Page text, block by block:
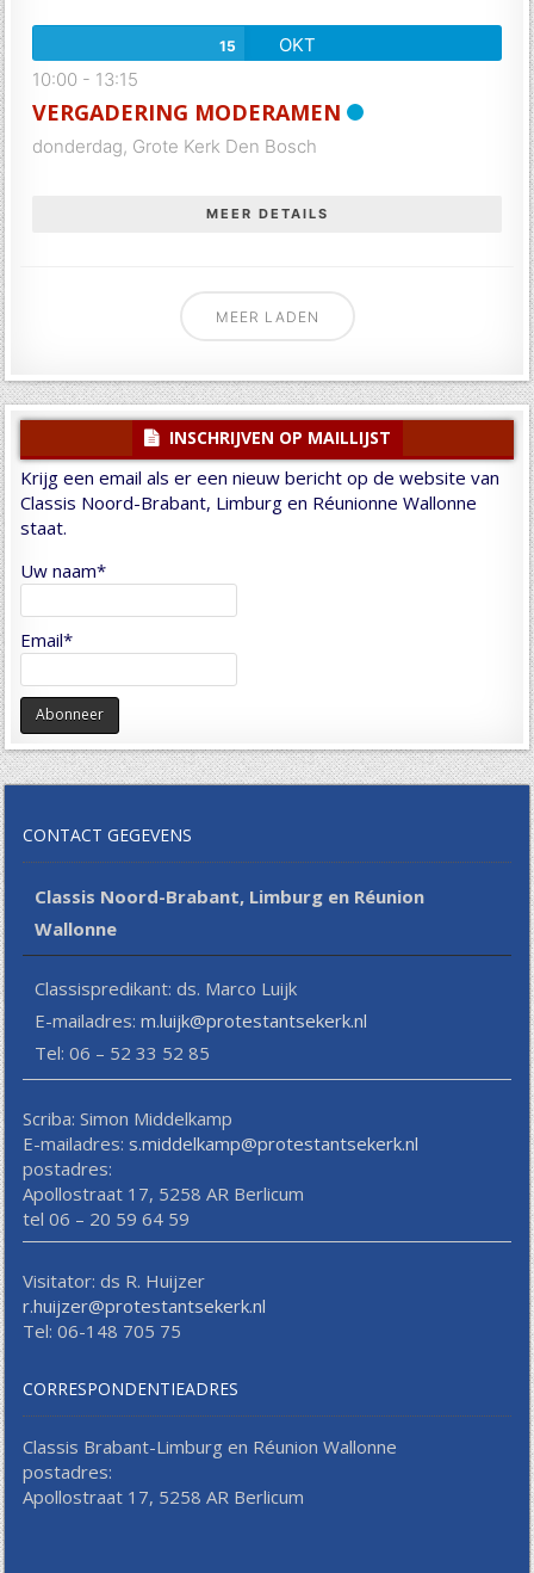
15
OKT
10:00 - 13:15
VERGADERING MODERAMEN
donderdag, Grote Kerk Den Bosch
MEER DETAILS
MEER LADEN
INSCHRIJVEN OP MAILLIJST
Krijg een email als er een nieuw bericht op de website van
Classis Noord-Brabant, Limburg en Réunionne Wallonne
staat.
Uw naam*
Email*
CONTACT GEGEVENS
Classis Noord-Brabant, Limburg en Réunion
Wallonne
Classispredikant: ds. Marco Luijk
E-mailadres:m.luijk@protestantsekerk.nl
Tel: 06 – 52 33 52 85
Scriba: Simon Middelkamp
E-mailadres: s.middelkamp@protestantsekerk.nl
postadres:
Apollostraat 17, 5258 AR Berlicum
tel 06 – 20 59 64 59
Visitator: ds R. Huijzer
r.huijzer@protestantsekerk.nl
Tel: 06-148 705 75
CORRESPONDENTIEADRES
Classis Brabant-Limburg en Réunion Wallonne
postadres:
Apollostraat 17, 5258 AR Berlicum